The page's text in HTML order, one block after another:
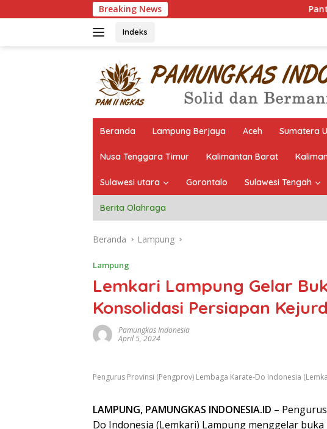
ke
Breaking News Pantau Langsung
Indeks
Beranda Lampung Berjaya Aceh Sumatera
Nusa Tenggara Timur Kalimantan Barat
Sulawesi utara Gorontalo Sulawesi Tengah
Berita Olahraga
Beranda Lampung
Lampung
Lemkari Lampung Gelar
Konsolidasi Persiapan
Pamungkas Indonesia
April 5, 2024
Pengurus Provinsi (Pengprov) Lembaga Karate-Do Indonesia
LAMPUNG, PAMUNGKAS INDONESIA.ID –
Do Indonesia (Lemkari) Lampung menggelar